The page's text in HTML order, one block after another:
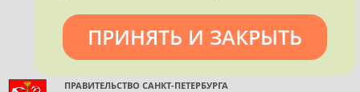
ПРАВИТЕЛЬСТВО САНКТ-ПЕТЕРБУРГА
ПРИНЯТЬ И ЗАКРЫТЬ